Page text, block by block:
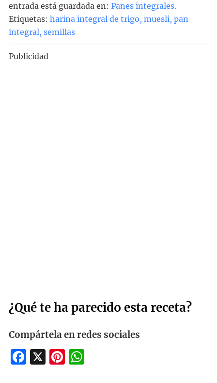
entrada está guardada en: Panes integrales.
Etiquetas: harina integral de trigo, muesli, pan
integral, semillas
Publicidad
¿Qué te ha parecido esta receta?
Compártela en redes sociales
Facebook
X Pinterest
WhatsApp